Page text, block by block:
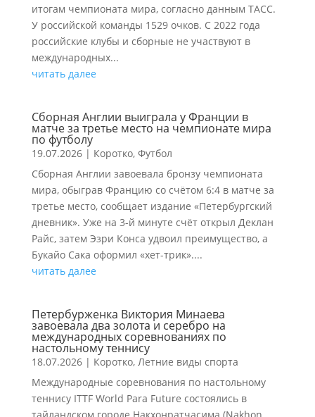
итогам чемпионата мира, согласно данным ТАСС.
У российской команды 1529 очков. С 2022 года
российские клубы и сборные не участвуют в
международных...
читать далее
Сборная Англии выиграла у Франции в
матче за третье место на чемпионате мира
по футболу
19.07.2026| Коротко, Футбол
Сборная Англии завоевала бронзу чемпионата
мира, обыграв Францию со счётом 6:4 в матче за
третье место, сообщает издание «Петербургский
дневник». Уже на 3-й минуте счёт открыл Деклан
Райс, затем Эзри Конса удвоил преимущество, а
Букайо Сака оформил «хет-трик»....
читать далее
Петербурженка Виктория Минаева
завоевала два золота и серебро на
международных соревнованиях по
настольному теннису
18.07.2026| Коротко, Летние виды спорта
Международные соревнования по настольному
теннису ITTF World Para Future состоялись в